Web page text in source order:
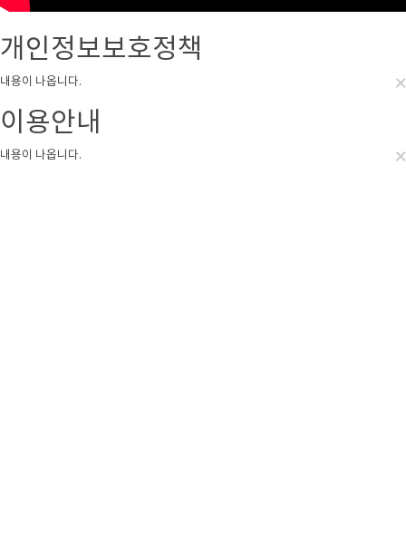
개인정보보호정책
×
내용이 나옵니다.
이용안내
×
내용이 나옵니다.